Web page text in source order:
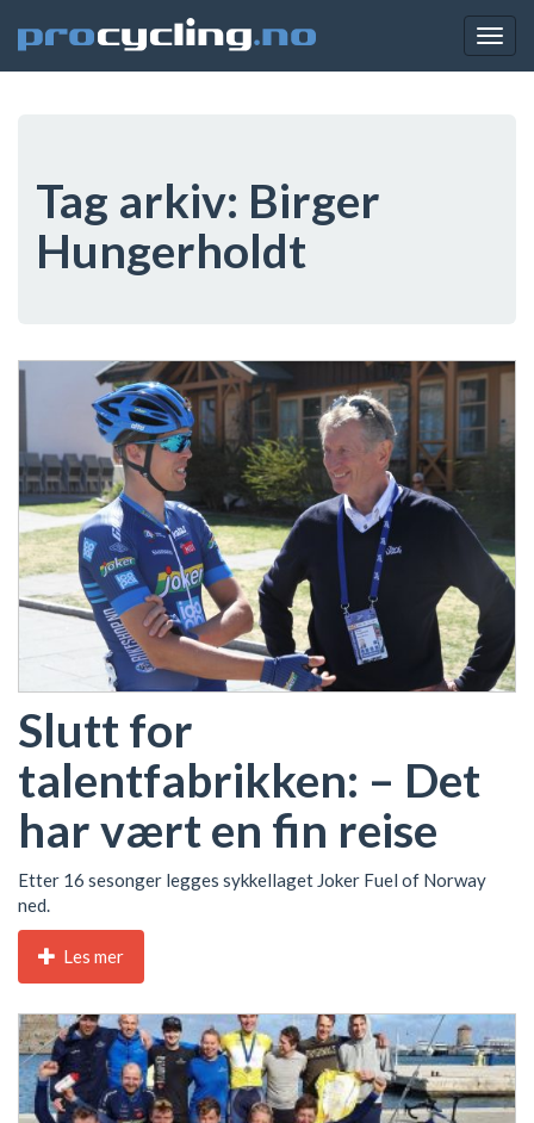
Tag arkiv: Birger
Hungerholdt
Slutt for
talentfabrikken: – Det
har vært en fin reise
Etter 16 sesonger legges sykkellaget Joker Fuel of Norway
ned.
Les mer